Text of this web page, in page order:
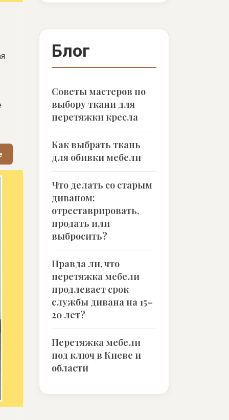
Блог
Советы мастеров по
выбору ткани для
перетяжки кресла
Как выбрать ткань
для обивки мебели
Что делать со старым
диваном:
отреставрировать,
продать или
выбросить?
Правда ли, что
перетяжка мебели
продлевает срок
службы дивана на 15–
20 лет?
Перетяжка мебели
под ключ в Киеве и
области